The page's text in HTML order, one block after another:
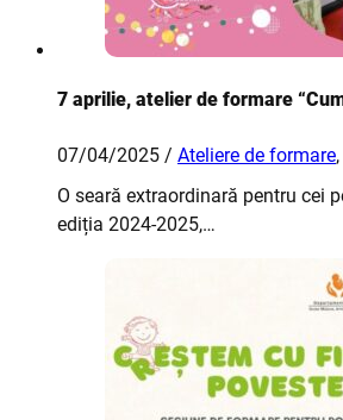
7 aprilie, atelier de formare
07/04/2025 / Ateliere de formare,
O seară extraordinară pentru cei
ediția 2024-2025,…